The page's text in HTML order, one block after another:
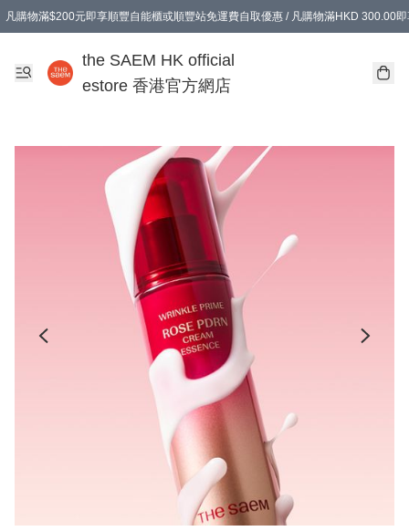
凡購物滿$200元即享順豐自能櫃或順豐站免運費自取優惠 / 凡購物滿HKD 300.00
the SAEM HK official
estore 香港官方網店